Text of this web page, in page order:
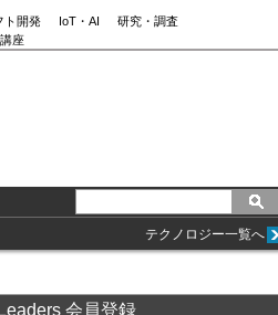
ト開発 IoT・AI
研究・調査
座
テクノロジー一覧へ
会員登録